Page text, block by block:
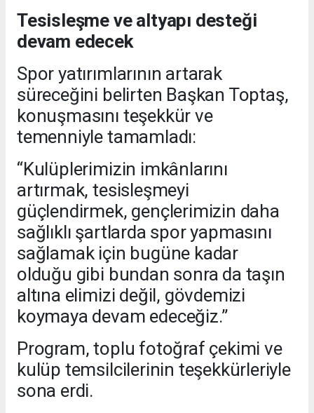
Tesisleşme ve altyapı desteği
devam edecek
Spor yatırımlarının artarak
süreceğini belirten Başkan Toptaş,
konuşmasını teşekkür ve
temenniyle tamamladı:
“Kulüplerimizin imkânlarını
artırmak, tesisleşmeyi
güçlendirmek, gençlerimizin daha
sağlıklı şartlarda spor yapmasını
sağlamak için bugüne kadar
olduğu gibi bundan sonra da taşın
altına elimizi değil, gövdemizi
koymaya devam edeceğiz.”
Program, toplu fotoğraf çekimi ve
kulüp temsilcilerinin teşekkürleriyle
sona erdi.